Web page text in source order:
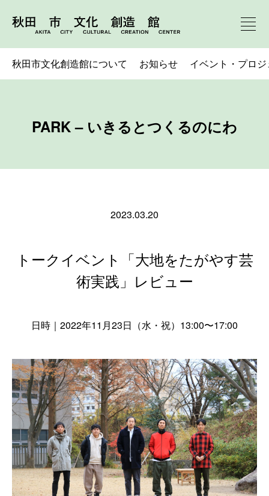
秋田市文化創造館について お知らせ イベント・プロ
PARK – いきるとつくるのにわ
2023.03.20
トークイベント「大地をたがやす芸
術実践」レビュー
日時｜2022年11月23日（水・祝）13:00〜17:00